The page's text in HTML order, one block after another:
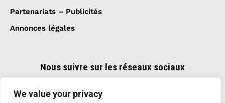
We value your privacy
Partenariats – Publicités
Annonces légales
Nous suivre sur les réseaux sociaux